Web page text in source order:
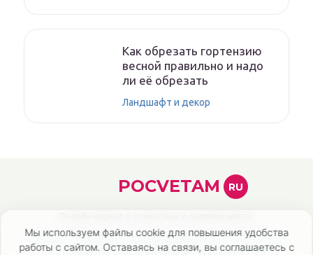
Как обрезать гортензию
весной правильно и надо
ли её обрезать
Ландшафт и декор
Мы используем файлы cookie для повышения удобства
работы с сайтом. Оставаясь на связи, вы соглашаетесь с
POCVETAM RU
Политика конфиденциальности Карта сайта